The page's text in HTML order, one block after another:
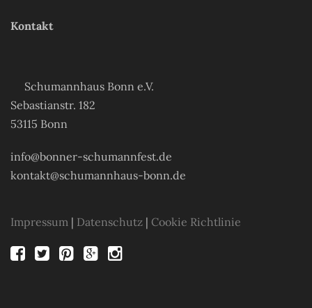
Kontakt
Schumannhaus Bonn e.V.
Sebastianstr. 182
53115 Bonn
info@bonner-schumannfest.de
kontakt@schumannhaus-bonn.de
Impressum | Datenschutz | Cookie Richtlinie